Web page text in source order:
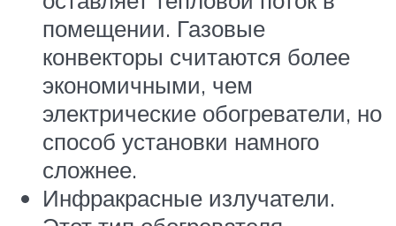
помещении. Газовые
конвекторы считаются более
экономичными, чем
электрические обогреватели, но
способ установки намного
сложнее.
Инфракрасные излучатели.